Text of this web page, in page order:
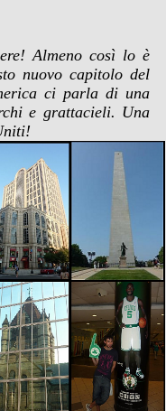
Almeno così lo è
nuovo capitolo del
ci parla di una
e grattacieli. Una